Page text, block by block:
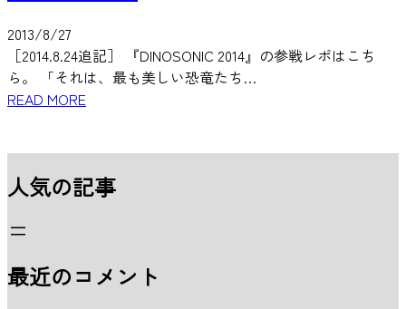
2013/8/27
［2014.8.24追記］ 『DINOSONIC 2014』の参戦レポはこち
ら。 「それは、最も美しい恐竜たち…
READ MORE
人気の記事
最近のコメント